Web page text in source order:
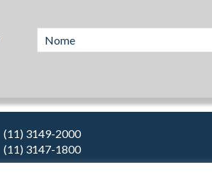
(11) 3149-2000
(11) 3147-1800